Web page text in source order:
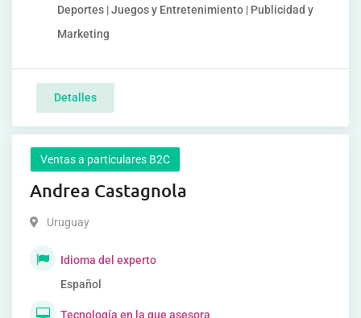
Deportes | Juegos y Entretenimiento | Publicidad y
Marketing
Detalles
Ventas a particulares B2C
Andrea Castagnola
Uruguay
Idioma del experto
Español
Tecnología en la que asesora